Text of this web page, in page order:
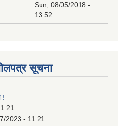
Sun, 08/05/2018 -
13:52
सूचना
!
2023 - 11:21